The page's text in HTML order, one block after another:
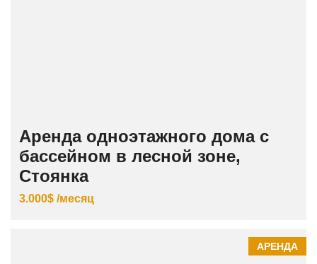
Аренда одноэтажного дома с
бассейном в лесной зоне,
Стоянка
3.000$ /месяц
АРЕНДА